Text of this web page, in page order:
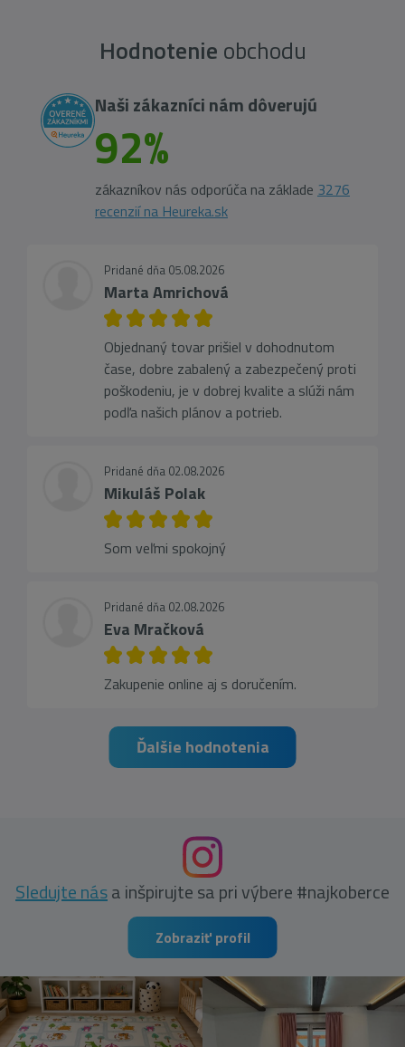
Hodnotenie obchodu
Naši zákazníci nám dôverujú
92%
zákazníkov nás odporúča na základe 3276
recenzií na Heureka.sk
Pridané dňa 05.08.2026
Marta Amrichová
Objednaný tovar prišiel v dohodnutom
čase, dobre zabalený a zabezpečený proti
poškodeniu, je v dobrej kvalite a slúži nám
podľa našich plánov a potrieb.
Pridané dňa 02.08.2026
Mikuláš Polak
Som veľmi spokojný
Pridané dňa 02.08.2026
Eva Mračková
Zakupenie online aj s doručením.
Ďalšie hodnotenia
Sledujte nása inšpirujte sa pri výbere #najkoberce
Zobraziť profil